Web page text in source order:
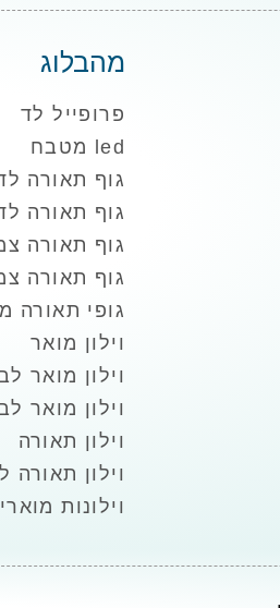
מהבלוג
פרופייל לד
led מטבח
גוף תאורה
גוף תאורה
גוף תאורה
גוף תאורה
גופי תאורה
וילון מואר
וילון מואר
וילון מואר
וילון תאורה
וילון תאורה
וילונות